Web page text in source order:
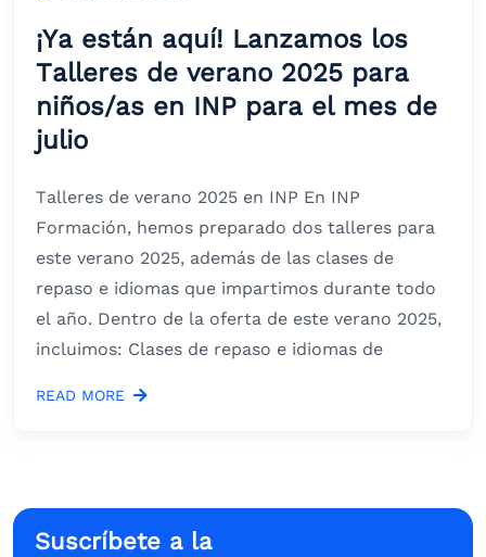
¡Ya están aquí! Lanzamos los
Talleres de verano 2025 para
niños/as en INP para el mes de
julio
Talleres de verano 2025 en INP En INP
Formación, hemos preparado dos talleres para
este verano 2025, además de las clases de
repaso e idiomas que impartimos durante todo
el año. Dentro de la oferta de este verano 2025,
incluimos: Clases de repaso e idiomas de
READ MORE
Suscríbete a la